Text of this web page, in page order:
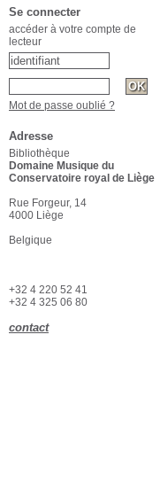
Se connecter
accéder à votre compte de
lecteur
Mot de passe oublié ?
Adresse
Bibliothèque
Domaine Musique du
Conservatoire royal de Liège
Rue Forgeur, 14
4000 Liège
Belgique
+32 4 220 52 41
+32 4 325 06 80
contact